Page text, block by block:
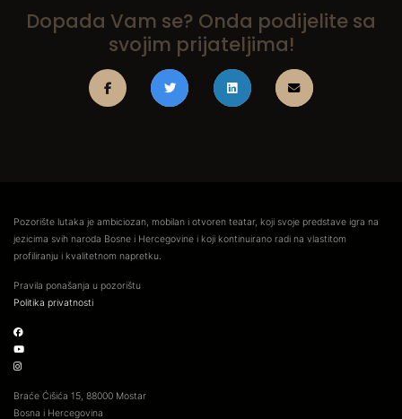
Dopada Vam se? Onda podijelite sa
svojim prijateljima!
Pozorište lutaka je ambiciozan, mobilan i otvoren teatar, koji svoje predstave igra na
jezicima svih naroda Bosne i Hercegovine i koji kontinuirano radi na vlastitom
profiliranju i kvalitetnom napretku.
Pravila ponašanja u pozorištu
Politika privatnosti
Braće Ćišića 15, 88000 Mostar
Bosna i Hercegovina